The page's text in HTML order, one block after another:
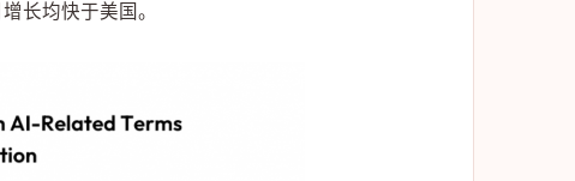
长均快于美国。